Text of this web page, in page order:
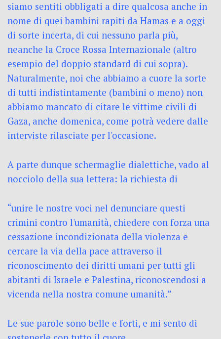
siamo sentiti obbligati a dire qualcosa anche in
nome di quei bambini rapiti da Hamas e a oggi
di sorte incerta, di cui nessuno parla più,
neanche la Croce Rossa Internazionale (altro
esempio del doppio standard di cui sopra).
Naturalmente, noi che abbiamo a cuore la sorte
di tutti indistintamente (bambini o meno) non
abbiamo mancato di citare le vittime civili di
Gaza, anche domenica, come potrà vedere dalle
interviste rilasciate per l'occasione.
A parte dunque schermaglie dialettiche, vado al
nocciolo della sua lettera: la richiesta di
“unire le nostre voci nel denunciare questi
crimini contro l'umanità, chiedere con forza una
cessazione incondizionata della violenza e
cercare la via della pace attraverso il
riconoscimento dei diritti umani per tutti gli
abitanti di Israele e Palestina, riconoscendosi a
vicenda nella nostra comune umanità.”
Le sue parole sono belle e forti, e mi sento di